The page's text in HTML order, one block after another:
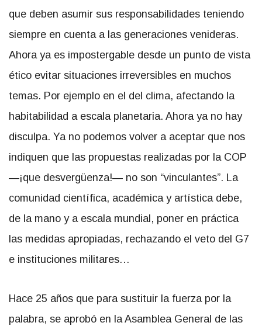
que deben asumir sus responsabilidades teniendo
siempre en cuenta a las generaciones venideras.
Ahora ya es impostergable desde un punto de vista
ético evitar situaciones irreversibles en muchos
temas. Por ejemplo en el del clima, afectando la
habitabilidad a escala planetaria. Ahora ya no hay
disculpa. Ya no podemos volver a aceptar que nos
indiquen que las propuestas realizadas por la COP
—¡que desvergüenza!— no son “vinculantes”. La
comunidad científica, académica y artística debe,
de la mano y a escala mundial, poner en práctica
las medidas apropiadas, rechazando el veto del G7
e instituciones militares…
Hace 25 años que para sustituir la fuerza por la
palabra, se aprobó en la Asamblea General de las